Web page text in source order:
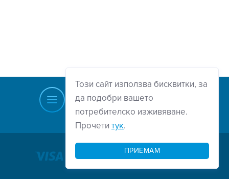
Нагоре
Този сайт използва бисквитки, за
да подобри вашето
потребителско изживяване.
Прочети тук.
ПРИЕМАМ